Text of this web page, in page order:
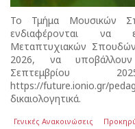
Το Τμήμα Μουσικών
ενδιαφέρονται να
Μεταπτυχιακών
2026, να
Σεπτεμβρίου
https://
δικαιολογητικά.
Γενικές Ανακοινώσεις